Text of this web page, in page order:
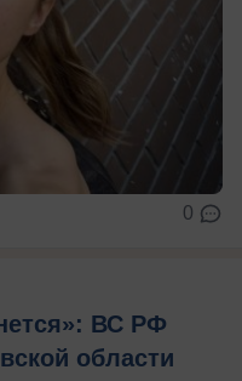
0
ВС РФ
области